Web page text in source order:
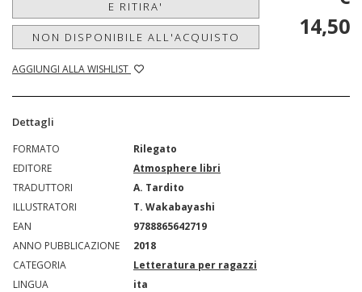
E RITIRA'
NON DISPONIBILE ALL'ACQUISTO
AGGIUNGI ALLA WISHLIST
14,50
Dettagli
FORMATO
Rilegato
EDITORE
Atmosphere libri
TRADUTTORI
A. Tardito
ILLUSTRATORI
T. Wakabayashi
EAN
9788865642719
ANNO PUBBLICAZIONE
2018
CATEGORIA
Letteratura per ragazzi
LINGUA
ita